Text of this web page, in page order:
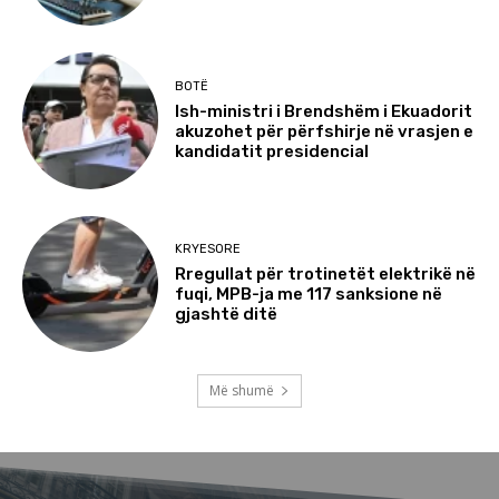
BOTË
Ish-ministri i Brendshëm i Ekuadorit
akuzohet për përfshirje në vrasjen e
kandidatit presidencial
KRYESORE
Rregullat për trotinetët elektrikë në
fuqi, MPB-ja me 117 sanksione në
gjashtë ditë
Më shumë